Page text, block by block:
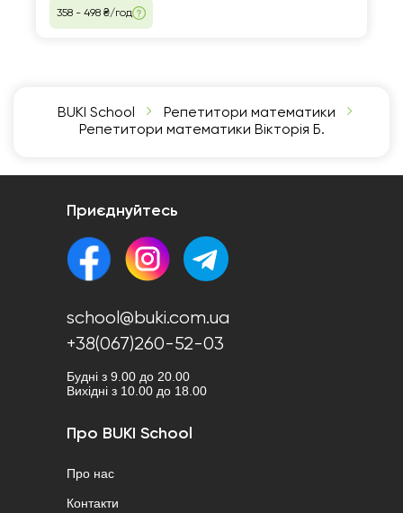
358 - 498 ₴/год
BUKI School
Репетитори математики
Репетитори математики Вікторія Б.
Приєднуйтесь
school@buki.com.ua
+38(067)260-52-03
Будні з 9.00 до 20.00
Вихідні з 10.00 до 18.00
Про BUKI School
Про нас
Контакти